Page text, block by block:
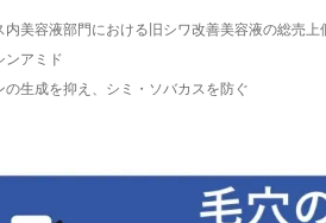
美容液部門における旧シワ改善美容液の総売上
アミド
生成を抑え、シミ・ソバカスを防ぐ